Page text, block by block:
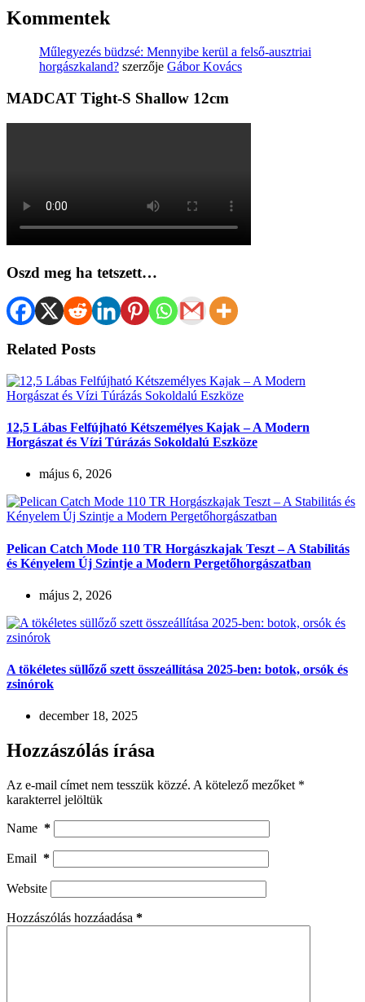
Kommentek
Műlegyezés büdzsé: Mennyibe kerül a felső-ausztriai
horgászkaland? szerzője Gábor Kovács
MADCAT Tight-S Shallow 12cm
Oszd meg ha tetszett…
Related Posts
12,5 Lábas Felfújható Kétszemélyes Kajak – A Modern
Horgászat és Vízi Túrázás Sokoldalú Eszköze
május 6, 2026
Pelican Catch Mode 110 TR Horgászkajak Teszt – A Stabilitás
és Kényelem Új Szintje a Modern Pergetőhorgászatban
május 2, 2026
A tökéletes süllőző szett összeállítása 2025-ben: botok, orsók és
zsinórok
december 18, 2025
Hozzászólás írása
Az e-mail címet nem tesszük közzé. A kötelező mezőket *
karakterrel jelöltük
Name *
Email *
Website
Hozzászólás hozzáadása *